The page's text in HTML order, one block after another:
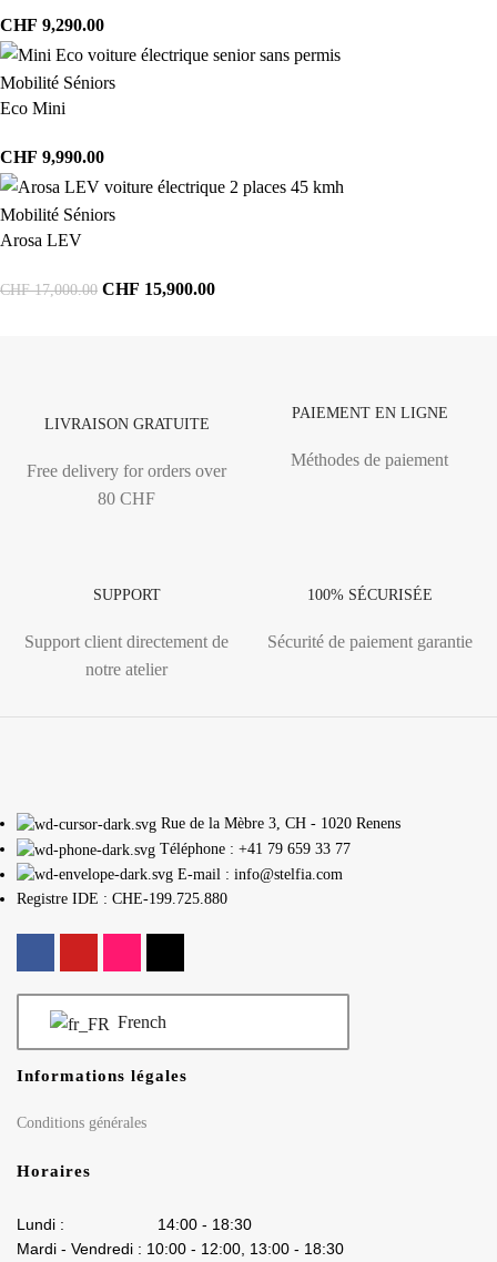
CHF 9,290.00
Mobilité Séniors
Eco Mini
CHF 9,990.00
Mobilité Séniors
Arosa LEV
CHF17,000.00 CHF 15,900.00
LIVRAISON GRATUITE
Free delivery for orders over
80 CHF
PAIEMENT EN LIGNE
Méthodes de paiement
SUPPORT
Support client directement de
notre atelier
100% SÉCURISÉE
Sécurité de paiement garantie
Rue de la Mèbre 3, CH - 1020 Renens
Téléphone : +41 79 659 33 77
E-mail : info@stelfia.com
Registre IDE : CHE-199.725.880
French
Informations légales
Conditions générales
Horaires
Lundi : 14:00 - 18:30
Mardi - Vendredi : 10:00 - 12:00, 13:00 - 18:30